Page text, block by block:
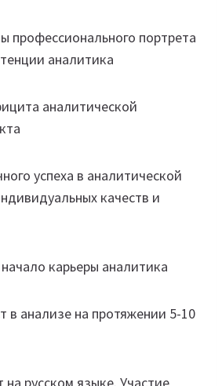
профессионального портрета
аналитика
аналитической
успеха в аналитической
качеств и
карьеры аналитика
в анализе на протяжении 5-10